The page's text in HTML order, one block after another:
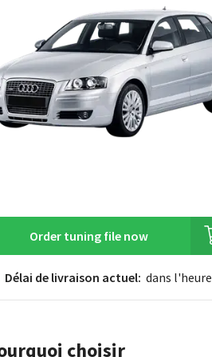
Order tuning file now
Délai de livraison actuel: dans l'heure
choisir